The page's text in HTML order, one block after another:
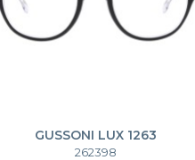
GUSSONI LUX 1263
262398